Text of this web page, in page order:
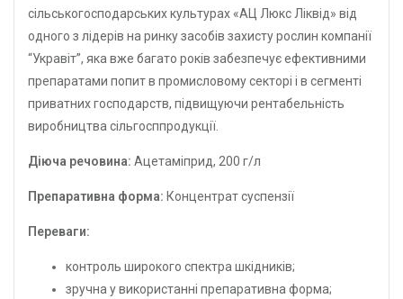
сільськогосподарських культурах «АЦ Люкс Ліквід» від
одного з лідерів на ринку засобів захисту рослин компанії
“Укравіт”, яка вже багато років забезпечує ефективними
препаратами попит в промисловому секторі і в сегменті
приватних господарств, підвищуючи рентабельність
виробництва сільгосппродукції.
Дiюча речовина: Ацетаміприд, 200 г/л
Препаративна форма: Концентрат суспензії
Переваги:
контроль широкого спектра шкідників;
зручна у використанні препаративна форма;